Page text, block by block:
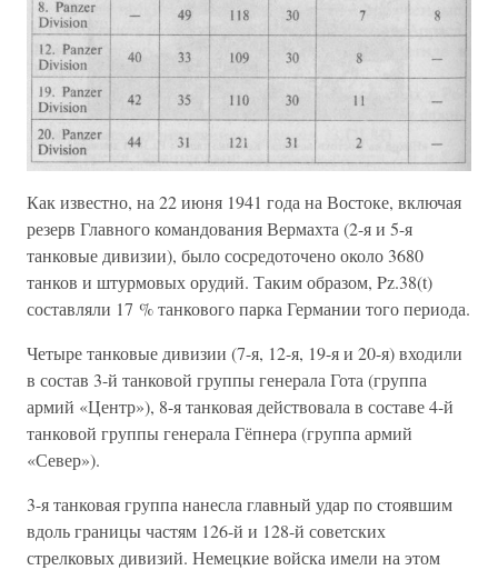
Как известно, на 22 июня 1941 года на Востоке, включая
резерв Главного командования Вермахта (2-я и 5-я
танковые дивизии), было сосредоточено около 3680
танков и штурмовых орудий. Таким образом, Pz.38(t)
составляли 17 % танкового парка Германии того периода.
Четыре танковые дивизии (7-я, 12-я, 19-я и 20-я) входили
в состав 3-й танковой группы генерала Гота (группа
армий «Центр»), 8-я танковая действовала в составе 4-й
танковой группы генерала Гёпнера (группа армий
«Север»).
3-я танковая группа нанесла главный удар по стоявшим
вдоль границы частям 126-й и 128-й советских
стрелковых дивизий. Немецкие войска имели на этом